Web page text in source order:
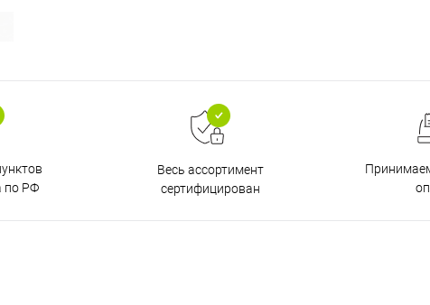
по РФ
Весь ассортимент
сертифицирован